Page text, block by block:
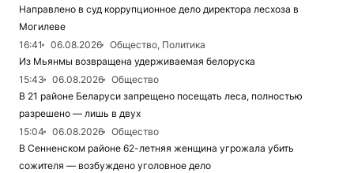
Направлено в суд коррупционное дело директора лесхоза в
Могилеве
16:41
06.08.2026
Общество, Политика
Из Мьянмы возвращена удерживаемая белоруска
15:43
06.08.2026
Общество
В 21 районе Беларуси запрещено посещать леса, полностью
разрешено — лишь в двух
15:04
06.08.2026
Общество
В Сенненском районе 62-летняя женщина угрожала убить
сожителя — возбуждено уголовное дело